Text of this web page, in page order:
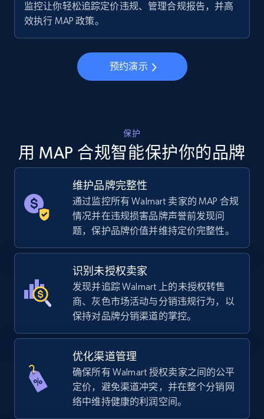
URL, Final price, Sku, Currency, Gtin,
Specifications, Image urls, Top reviews, and
more.
876+ 立即开始
URL, Title, Available, Description, Currency, Initial
price, Final price, Discount percent, and more.
668+
TikTok Shop - category
URL, Title, Available, Description, Currency, Initial
price, Final price, Discount percent, and more.
668+ 立即开始
TikTok Shop - Collect TikTok shop products
by keywords search
URL, Title, Available, Description, Currency, Initial
监控让你轻松追踪定价违规、管理合规报告，并高
效执行 MAP 政策。
预约演示
保护
用 MAP 合规智能保护你的品牌
维护品牌完整性
通过监控所有 Walmart 卖家的 MAP 合规
情况并在违规损害品牌声誉前发现问
题，保护品牌价值并维持定价完整性。
识别未授权卖家
发现并追踪 Walmart 上的未授权转售
商、灰色市场活动与分销违规行为，以
保持对品牌分销渠道的掌控。
优化渠道管理
确保所有 Walmart 授权卖家之间的公平
定价，避免渠道冲突，并在整个分销网
络中维持健康的利润空间。